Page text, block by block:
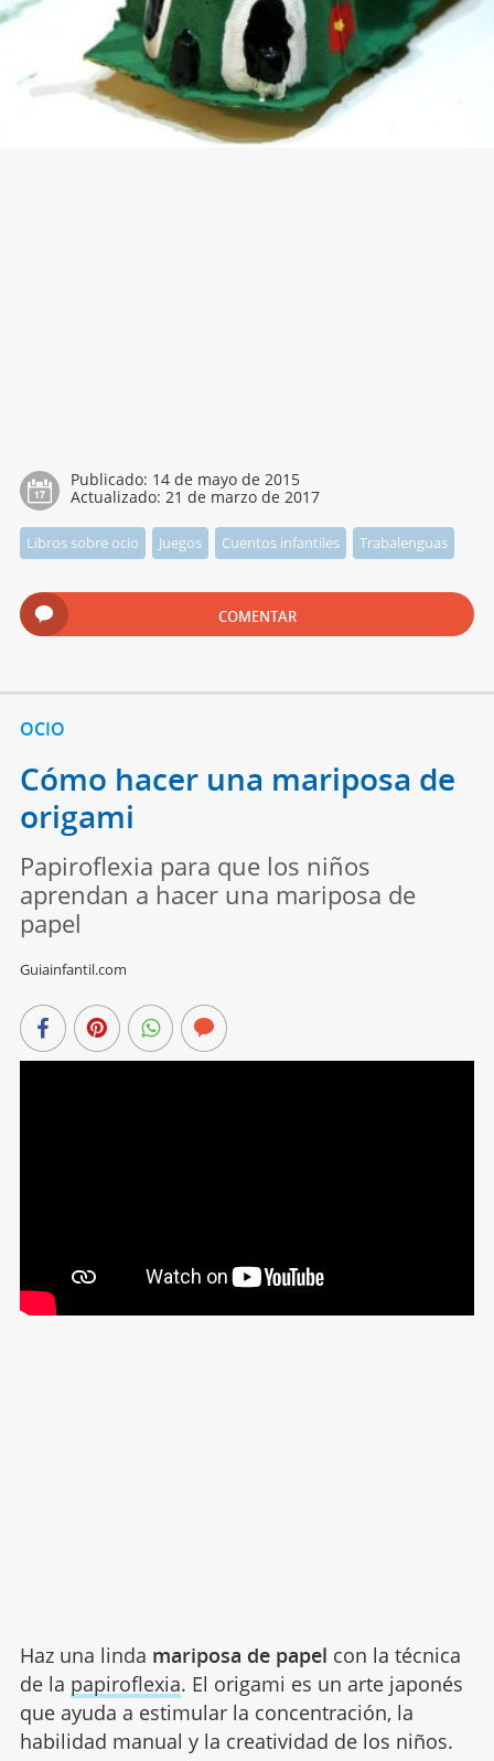
Publicado: 14 de mayo de 2015
Actualizado: 21 de marzo de 2017
Libros sobre ocio Juegos Cuentos infantiles Trabalenguas
COMENTAR
OCIO
Cómo hacer una mariposa de
origami
Papiroflexia para que los niños
aprendan a hacer una mariposa de
papel
Guiainfantil.com
Haz una linda mariposa de papel con la técnica
de la papiroflexia. El origami es un arte japonés
que ayuda a estimular la concentración, la
habilidad manual y la creatividad de los niños.